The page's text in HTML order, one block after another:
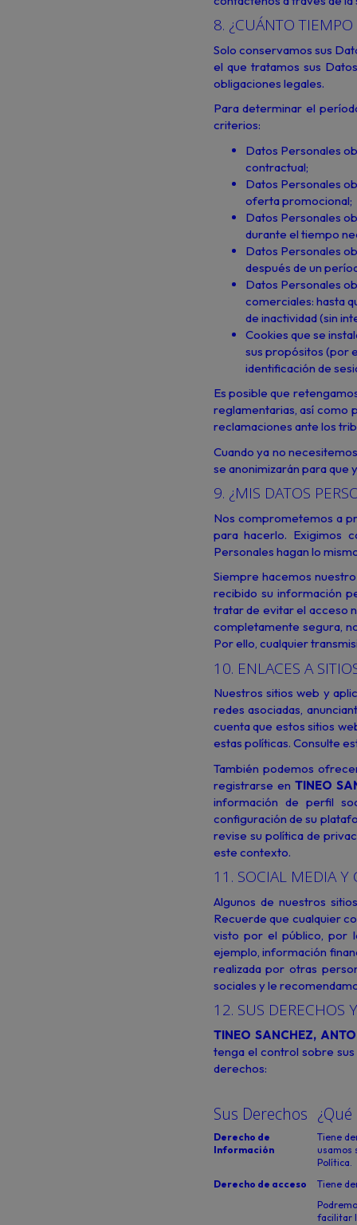
8. ¿CUÁNTO TIEMPO
Solo conservamos sus
el que tratamos sus
obligaciones legales.
Para determinar el
criterios:
Datos Personales
contractual;
Datos Personales
oferta promocional;
Datos Personales
durante el tiempo
Datos Personales
después de un
Datos Personales
comerciales: hasta
de inactividad (sin
Cookies que se
sus propósitos (por
identificación de
Es posible que
reglamentarias, así como
reclamaciones ante los
Cuando ya no
se anonimizarán para que
9. ¿MIS DATOS
Nos comprometemos a
para hacerlo. Exigimos
Personales hagan lo
Siempre hacemos
recibido su información
tratar de evitar el acceso
completamente segura,
Por ello, cualquier
10. ENLACES A
Nuestros sitios web y
redes asociadas,
cuenta que estos sitios
estas políticas. Consulte
También podemos
registrarse enTINEO
información de perfil
configuración de su
revise su política de
este contexto.
11. SOCIAL MEDIA Y
Algunos de nuestros
Recuerde que cualquier
visto por el público, por
ejemplo, información
realizada por otras
sociales y le
12. SUS DERECHOS
TINEO SANCHEZ,
tenga el control sobre
derechos:
Sus Derechos ¿Qué
Derecho de
Información
Tiene
usamos
Política.
Derecho de acceso
Tiene
facilitar